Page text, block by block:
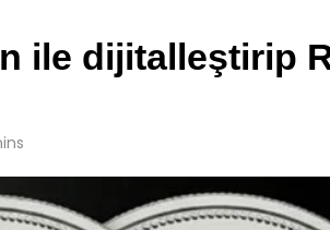
ile dijitalleştirip